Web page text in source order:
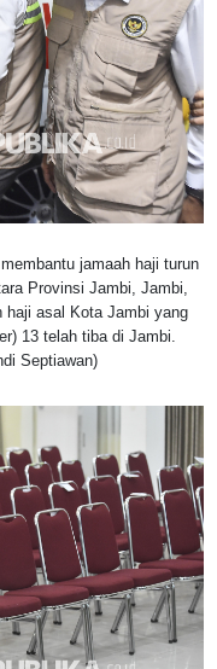
jamaah haji turun
Provinsi Jambi, Jambi,
haji asal Kota Jambi yang
13 telah tiba di Jambi.
Septiawan)